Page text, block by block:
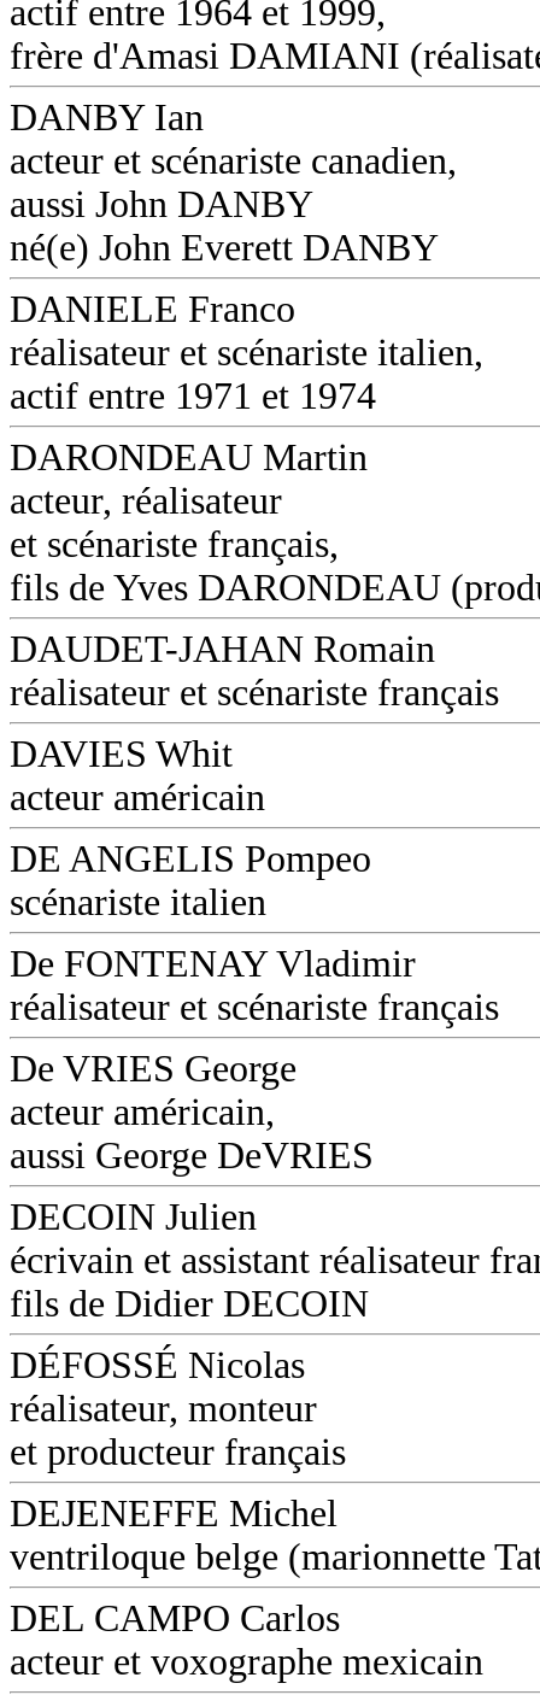
actif entre 1964 et 1999,
frère d'Amasi DAMIANI
DANBY Ian
acteur et scénariste canadien,
aussi John DANBY
né(e) John Everett DANBY
DANIELE Franco
réalisateur et scénariste italien,
actif entre 1971 et 1974
DARONDEAU Martin
acteur, réalisateur
et scénariste français,
fils de Yves DARONDEAU
DAUDET-JAHAN Romain
réalisateur et scénariste français
DAVIES Whit
acteur américain
DE ANGELIS Pompeo
scénariste italien
De FONTENAY Vladimir
réalisateur et scénariste français
De VRIES George
acteur américain,
aussi George DeVRIES
DECOIN Julien
écrivain et assistant réalisateur
fils de Didier DECOIN
DÉFOSSÉ Nicolas
réalisateur, monteur
et producteur français
DEJENEFFE Michel
ventriloque belge (marionnette
DEL CAMPO Carlos
acteur et voxographe mexicain